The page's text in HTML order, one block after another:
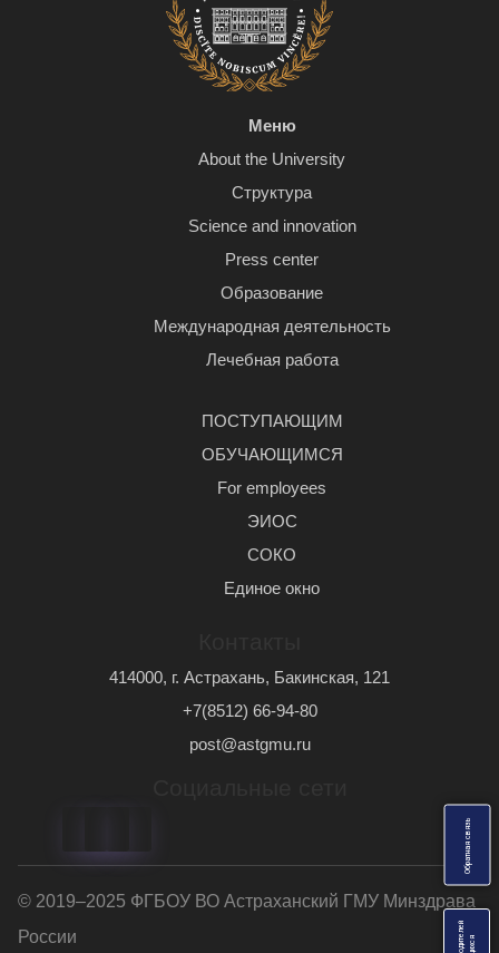
О
б
р
а
т
н
а
я
с
в
я
з
ь
Меню
About the University
Структура
Science and innovation
Press center
Образование
Международная деятельность
Лечебная работа
ПОСТУПАЮЩИМ
ОБУЧАЮЩИМСЯ
For employees
ЭИОС
СОКО
Единое окно
414000, г. Астрахань, Бакинская, 121
+7(8512) 66-94-80
post@astgmu.ru
© 2019–2025 ФГБОУ ВО Астраханский ГМУ Минздрава
России